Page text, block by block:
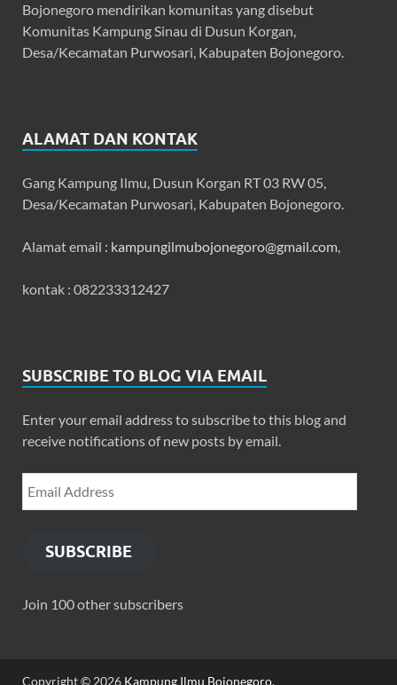
Bojonegoro mendirikan komunitas yang disebut
Komunitas Kampung Sinau di Dusun Korgan,
Desa/Kecamatan Purwosari, Kabupaten Bojonegoro.
ALAMAT DAN KONTAK
Gang Kampung Ilmu, Dusun Korgan RT 03 RW 05,
Desa/Kecamatan Purwosari, Kabupaten Bojonegoro.
Alamat email : kampungilmubojonegoro@gmail.com,
kontak : 082233312427
SUBSCRIBE TO BLOG VIA EMAIL
Enter your email address to subscribe to this blog and
receive notifications of new posts by email.
SUBSCRIBE
Join 100 other subscribers
Copyright © 2026 Kampung Ilmu Bojonegoro.